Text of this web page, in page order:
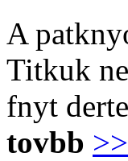
A
Titkuk
fnyt
tovbb